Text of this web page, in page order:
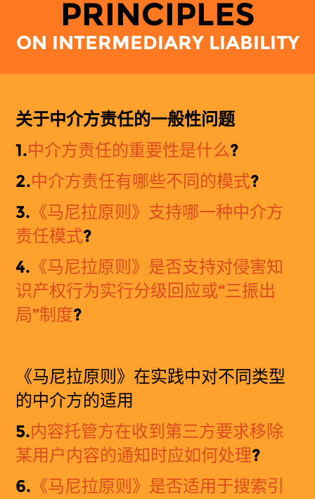
PRINCIPLES
ON INTERMEDIARY LIABILITY
关于中介方责任的一般性问题
1.中介方责任的重要性是什么?
2.中介方责任有哪些不同的模式?
3. 《马尼拉原则 》支持哪一种中介方
责任模式?
4. 《马尼拉原则 》是否支持对侵害知
识产权行为实行分级回应或“三振出
局”制度?
《马尼拉原则》在实践中对不同类型
的中介方的适用
5.内容托管方在收到第三方要求移除
某用户内容的通知时应如何处理?
6. 《马尼拉原则 》是否适用于搜索引